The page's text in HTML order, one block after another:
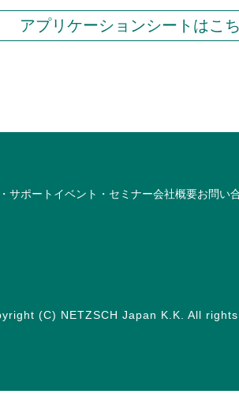
アプリケーションシートはこ
サポート イベント・セミナー会社概要お問い
(C) NETZSCH Japan K.K. All rights